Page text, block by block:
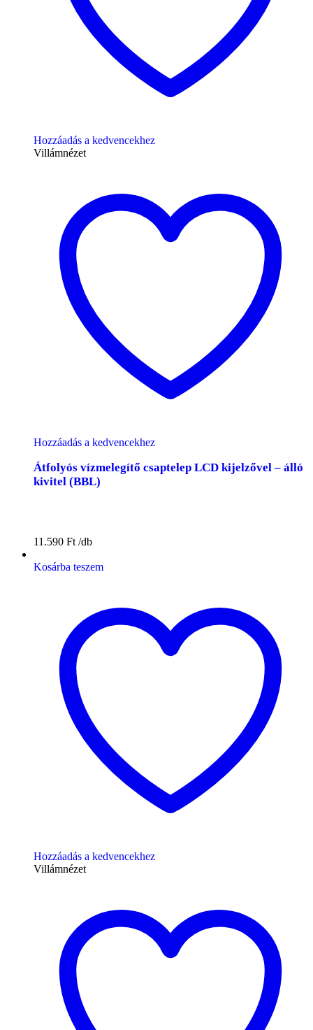
Hozzáadás a kedvencekhez
Villámnézet
Hozzáadás a kedvencekhez
Átfolyós vízmelegítő csaptelep LCD kijelzővel – álló
kivitel (BBL)
11.590 Ft
Kosárba teszem
Hozzáadás a kedvencekhez
Villámnézet